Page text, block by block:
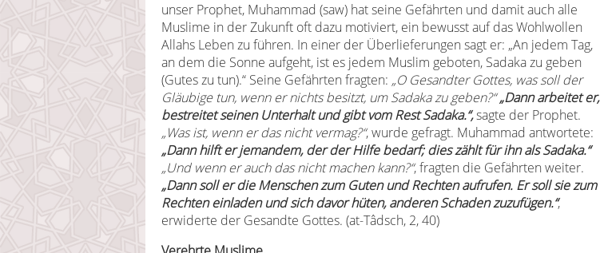
unser Prophet, Muhammad (saw) hat seine Gefährten und damit auch alle
Muslime in der Zukunft oft dazu motiviert, ein bewusst auf das Wohlwollen
Allahs Leben zu führen. In einer der Überlieferungen sagt er: „An jedem Tag,
an dem die Sonne aufgeht, ist es jedem Muslim geboten, Sadaka zu geben
(Gutes zu tun).“ Seine Gefährten fragten: „O Gesandter Gottes, was soll der
Gläubige tun, wenn er nichts besitzt, um Sadaka zu geben?“ „Dann arbeitet er,
bestreitet seinen Unterhalt und gibt vom Rest Sadaka.“,sagte der Prophet.
„Was ist, wenn er das nicht vermag?“, wurde gefragt. Muhammad antwortete:
„Dann hilft er jemandem, der der Hilfe bedarf; dies zählt für ihn als Sadaka.“
„Und wenn er auch das nicht machen kann?“, fragten die Gefährten weiter.
„Dann soll er die Menschen zum Guten und Rechten aufrufen. Er soll sie zum
Rechten einladen und sich davor hüten, anderen Schaden zuzufügen.“,
erwiderte der Gesandte Gottes. (at-Tâdsch, 2, 40)